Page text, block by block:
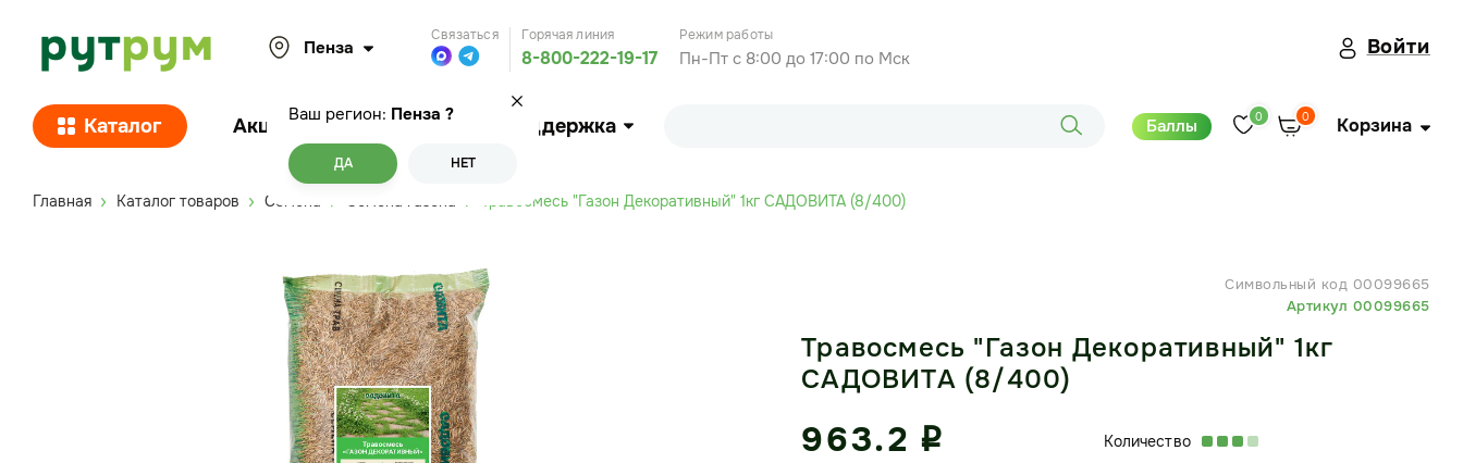
Пенза
Ваш регион: Пенза ?
ДА НЕТ
Связаться Горячая линия
8-800-222-19-17
Режим работы
Пн-Пт с 8:00 до 17:00 по Мск
Войти
Каталог Акции Покупателям Поддержка Баллы 0 0 Корзина
Главная Каталог товаров Семена Травосмесь "Газон Декоративный" 1кг САДОВИТА (8/400)
Символьный код 00099665
Артикул 00099665
Травосмесь "Газон Декоративный" 1кг
САДОВИТА (8/400)
963.2 i Количество